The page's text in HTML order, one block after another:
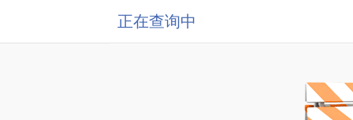
正在查询中